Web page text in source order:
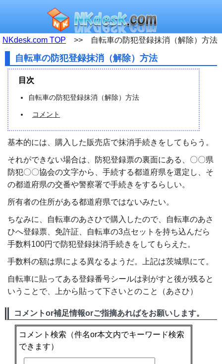
NKdesk.com TOP >> 自転車の防犯登録抹消（解除）方法
自転車の防犯登録抹消（解除）方法
目次
自転車の防犯登録抹消（解除）方法
コメント
基本的には、購入した販売店で抹消手続きをしてもらう。
それができない場合は、防犯登録票の裏面にある、〇〇県
防犯〇〇協会の文字から、手続する都道府県を選定し、そ
の都道府県の交番や警察署で手続きをするらしい。
所有者の住所がある都道府県ではないみたい。
ちなみに、自転車のあさひで購入したので、自転車のあさ
ひへ登録票、免許証、自転車の3点セットを持ち込んだら
手数料100円で防犯登録抹消手続きをしてもらえた。
手数料の額は県による異なるようだ。上記は茨城県にて。
自転車に貼ってある登録番号シールは剥がすと後が残ると
いうことで、上から貼って下さいとのこと（あさひ）
コメントor補足情報orご指摘あればをお願いします。
コメント検索 （件名or本文内でキーワード検索
できます）